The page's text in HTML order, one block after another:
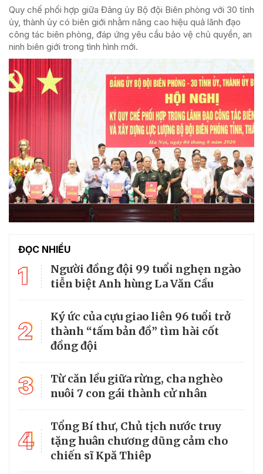
Quy chế phối hợp giữa Đảng ủy Bộ đội Biên phòng với 30 tỉnh
ủy, thành ủy có biên giới nhằm nâng cao hiệu quả lãnh đạo
công tác biên phòng, đáp ứng yêu cầu bảo vệ chủ quyền, an
ninh biên giới trong tình hình mới.
ĐỌC NHIỀU
1
Người đồng đội 99 tuổi nghẹn ngào
tiễn biệt Anh hùng La Văn Cầu
2
Ký ức của cựu giao liên 96 tuổi trở
thành “tấm bản đồ” tìm hài cốt
đồng đội
3
Từ căn lều giữa rừng, cha nghèo
nuôi 7 con gái thành cử nhân
4
Tổng Bí thư, Chủ tịch nước truy
tặng huân chương dũng cảm cho
chiến sĩ Kpă Thiêp